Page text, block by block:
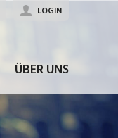
ÜBER UNS
LOGIN
JETZT BEWERBEN